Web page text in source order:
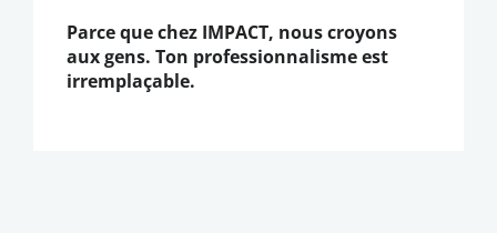
Parce que chez IMPACT, nous croyons
aux gens. Ton professionnalisme est
irremplaçable.